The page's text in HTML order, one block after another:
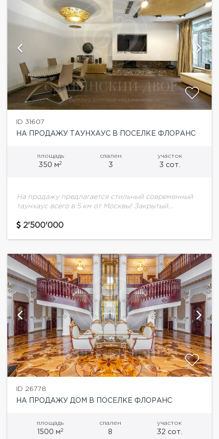
ID 31607
НА ПРОДАЖУ ТАУНХАУС В ПОСЕЛКЕ ФЛОРАНС
площадь
350 м2
спален
3
участок
3 сот.
На продажу предлагается стильный современный
таунхаус всего в 5 км от Москвы! Закрытый
площадками, в непосредственной близости -
2'500'000
ID 26778
НА ПРОДАЖУ ДОМ В ПОСЕЛКЕ ФЛОРАНС
площадь
1500 м2
спален
8
участок
32 сот.